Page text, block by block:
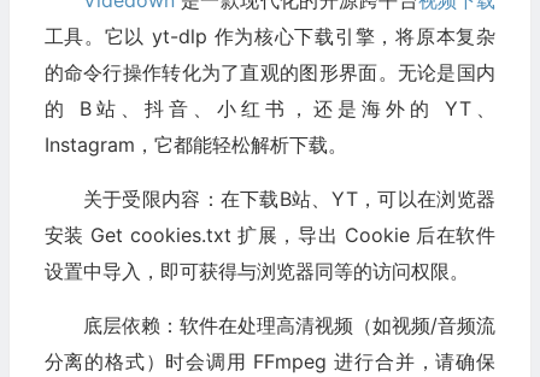
工具。它以 yt-dlp 作为核心下载引擎，将原本复杂
的命令行操作转化为了直观的图形界面。无论是国内
的 B站、抖音、小红书，还是海外的 YT、
Instagram，它都能轻松解析下载。
关于受限内容：在下载B站、YT，可以在浏览器
安装 Get cookies.txt 扩展，导出 Cookie 后在软件
设置中导入，即可获得与浏览器同等的访问权限。
底层依赖：软件在处理高清视频（如视频/音频流
分离的格式）时会调用 FFmpeg 进行合并，请确保